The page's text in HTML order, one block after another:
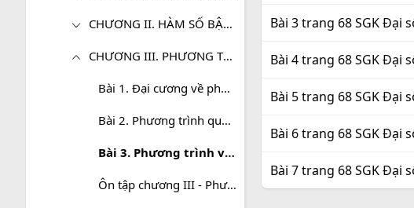
CHƯƠNG II. HÀM SỐ BẬC NHẤT VÀ BẬC HAI
CHƯƠNG III. PHƯƠNG TRÌNH, HỆ PHƯƠNG TRÌNH
Bài 1. Đại cương về phương trình
Bài 2. Phương trình quy về phương trình bậc nhất, bậc hai
Bài 3. Phương trình và hệ phương trình bậc nhất nhiều ẩn
Ôn tập chương III - Phương trình. Hệ phương trình
Bài 3 trang 68 SGK Đại
Bài 4 trang 68 SGK Đại
Bài 5 trang 68 SGK Đại
Bài 6 trang 68 SGK Đại
Bài 7 trang 68 SGK Đại